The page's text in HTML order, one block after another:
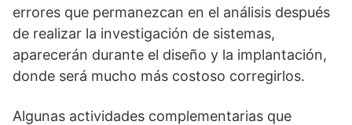
errores que permanezcan en el análisis después
de realizar la investigación de sistemas,
aparecerán durante el diseño y la implantación,
donde será mucho más costoso corregirlos.
Algunas actividades complementarias que